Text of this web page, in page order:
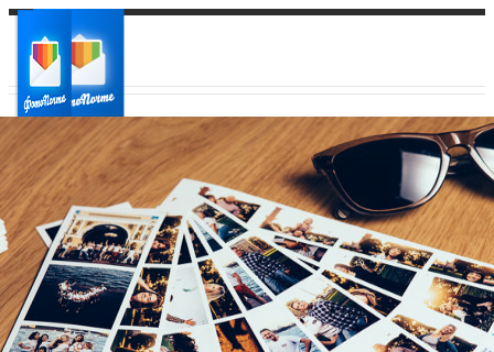
Ваш город:
Ваш регион доставки
Выберите из списка: